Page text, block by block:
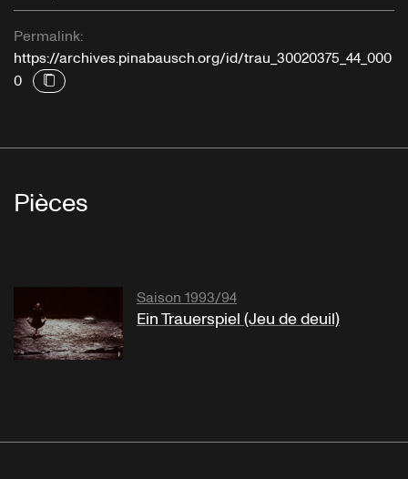
Permalink:
https://archives.pinabausch.org/id/trau_30020375_44_000
0
Pièces
Saison 1993/94
Ein Trauerspiel (Jeu de deuil)